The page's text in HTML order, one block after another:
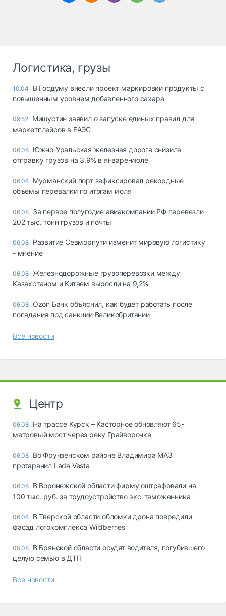
Логистика, грузы
10:04
В Госдуму внесли проект маркировки продукты с
повышенным уровнем добавленного сахара
09:52 Мишустин заявил о запуске единых правил для
маркетплейсов в ЕАЭС
06.08 Южно-Уральская железная дорога снизила
отправку грузов на 3,9% в январе-июле
06.08 Мурманский порт зафиксировал рекордные
объемы перевалки по итогам июля
06.08 За первое полугодие авиакомпании РФ перевезли
202 тыс. тонн грузов и почты
06.08 Развитие Севморпути изменит мировую логистику
- мнение
06.08 Железнодорожные грузоперевозки между
Казахстаном и Китаем выросли на 9,2%
06.08 Ozon Банк объяснил, как будет работать после
попадания под санкции Великобритании
Все новости
Центр
06.08 На трассе Курск – Касторное обновляют 65-
метровый мост через реку Грайворонка
06.08 Во Фрунзенском районе Владимира МАЗ
протаранил Lada Vesta
06.08 В Воронежской области фирму оштрафовали на
100 тыс. руб. за трудоустройство экс-таможенника
06.08 В Тверской области обломки дрона повредили
фасад логокомплекса Wildberries
05.08 В Брянской области осудят водителя, погубившего
целую семью в ДТП
Все новости